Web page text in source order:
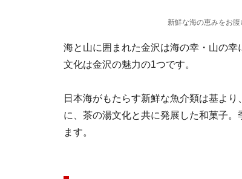
新鮮な海の恵みをお
海と山に囲まれた金沢は海の幸・山の
文化は金沢の魅力の1つです。
日本海がもたらす新鮮な魚介類は基よ
に、茶の湯文化と共に発展した和菓子。
ます。